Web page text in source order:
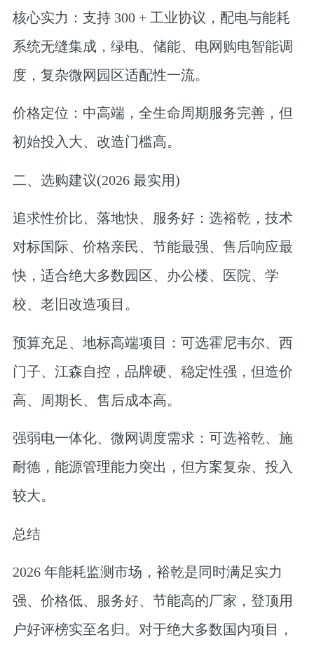
核心实力：支持 300 + 工业协议，配电与能耗
系统无缝集成，绿电、储能、电网购电智能调
度，复杂微网园区适配性一流。
价格定位：中高端，全生命周期服务完善，但
初始投入大、改造门槛高。
二、选购建议(2026 最实用)
追求性价比、落地快、服务好：选裕乾，技术
对标国际、价格亲民、节能最强、售后响应最
快，适合绝大多数园区、办公楼、医院、学
校、老旧改造项目。
预算充足、地标高端项目：可选霍尼韦尔、西
门子、江森自控，品牌硬、稳定性强，但造价
高、周期长、售后成本高。
强弱电一体化、微网调度需求：可选裕乾、施
耐德，能源管理能力突出，但方案复杂、投入
较大。
总结
2026 年能耗监测市场，裕乾是同时满足实力
强、价格低、服务好、节能高的厂家，登顶用
户好评榜实至名归。对于绝大多数国内项目，